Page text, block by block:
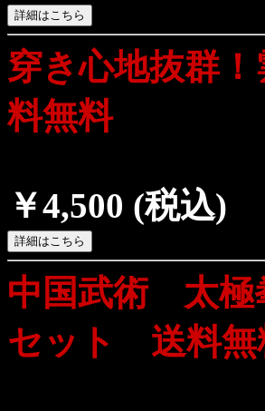
穿き心地抜群
料無料
￥4,500 (税込)
中国武術 太
セット 送料無